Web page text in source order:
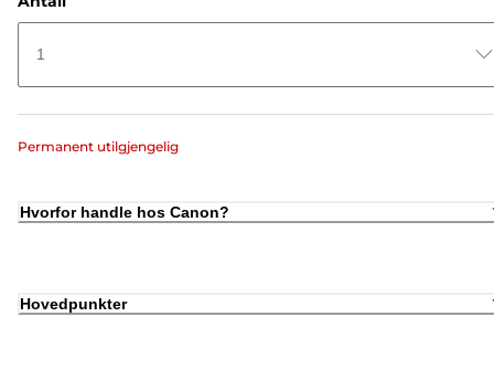
1
Permanent utilgjengelig
Hvorfor handle hos Canon?
Hovedpunkter